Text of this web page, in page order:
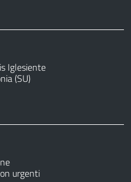
Iglesiente
(SU)
urgenti